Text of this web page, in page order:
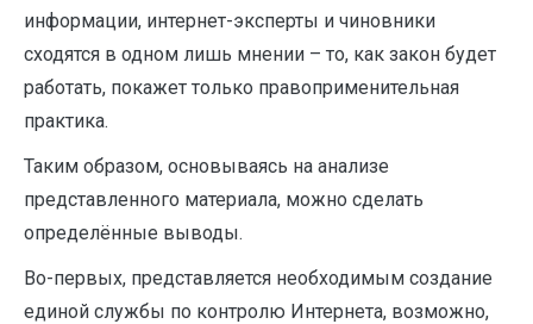
информации, интернет-эксперты и чиновники
сходятся в одном лишь мнении – то, как закон будет
работать, покажет только правоприменительная
практика.
Таким образом, основываясь на анализе
представленного материала, можно сделать
определённые выводы.
Во-первых, представляется необходимым создание
единой службы по контролю Интернета, возможно,